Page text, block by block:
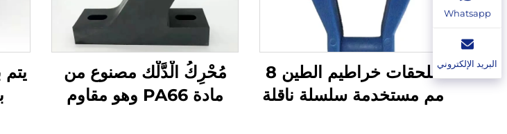
ملحقات خراطيم الطين 8
مم مستخدمة سلسلة ناقلة
مُحْرِكُ الْدَّلْك مصنوع من
مادة PA66 وهو مقاوم
Whatsapp
البريد الإلكتروني